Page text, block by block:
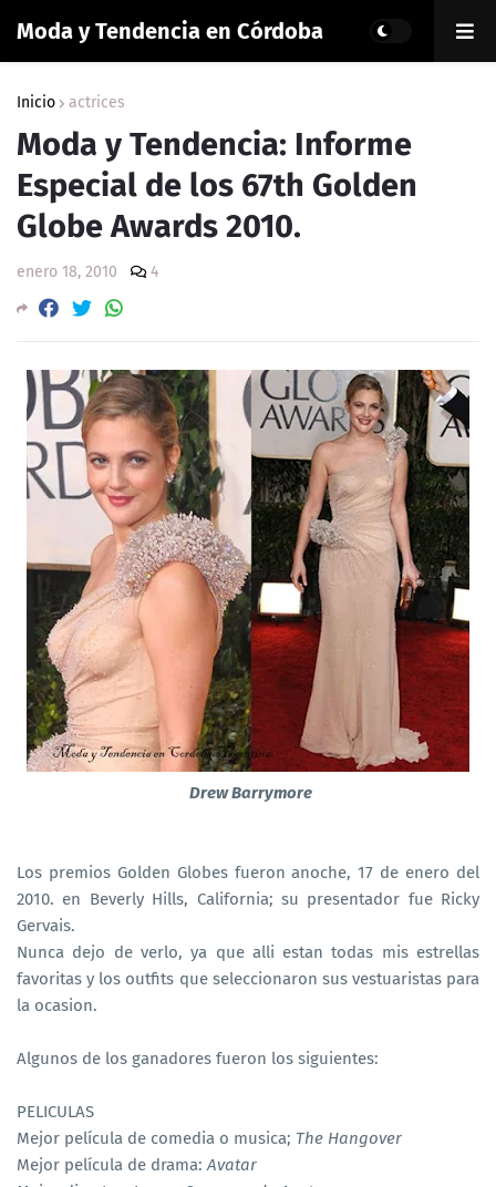
Moda y Tendencia en Córdoba
Inicio actrices
Moda y Tendencia: Informe
Especial de los 67th Golden
Globe Awards 2010.
enero 18, 2010 4
Drew Barrymore
Los premios Golden Globes fueron anoche, 17 de enero del
2010. en Beverly Hills, California; su presentador fue Ricky
Gervais.
Nunca dejo de verlo, ya que alli estan todas mis estrellas
favoritas y los outfits que seleccionaron sus vestuaristas para
la ocasion.
Algunos de los ganadores fueron los siguientes:
PELICULAS
Mejor película de comedia o musica; The Hangover
Mejor película de drama:Avatar